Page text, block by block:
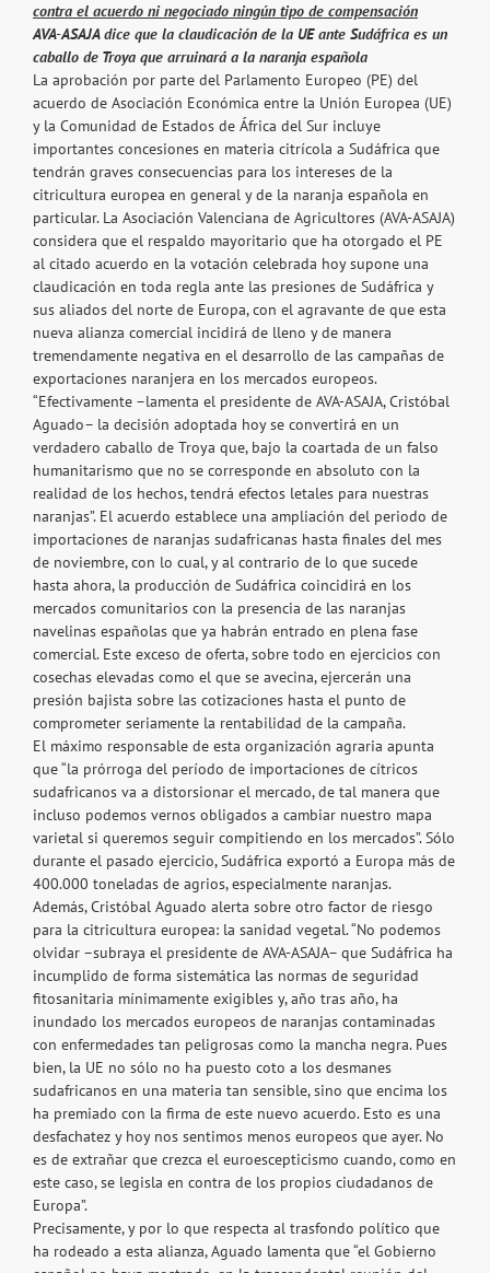
contra el acuerdo ni negociado ningún tipo de compensación
AVA-ASAJA dice que la claudicación de la UE ante Sudáfrica es un
caballo de Troya que arruinará a la naranja española
La aprobación por parte del Parlamento Europeo (PE) del
acuerdo de Asociación Económica entre la Unión Europea (UE)
y la Comunidad de Estados de África del Sur incluye
importantes concesiones en materia citrícola a Sudáfrica que
tendrán graves consecuencias para los intereses de la
citricultura europea en general y de la naranja española en
particular. La Asociación Valenciana de Agricultores (AVA-ASAJA)
considera que el respaldo mayoritario que ha otorgado el PE
al citado acuerdo en la votación celebrada hoy supone una
claudicación en toda regla ante las presiones de Sudáfrica y
sus aliados del norte de Europa, con el agravante de que esta
nueva alianza comercial incidirá de lleno y de manera
tremendamente negativa en el desarrollo de las campañas de
exportaciones naranjera en los mercados europeos.
“Efectivamente –lamenta el presidente de AVA-ASAJA, Cristóbal
Aguado– la decisión adoptada hoy se convertirá en un
verdadero caballo de Troya que, bajo la coartada de un falso
humanitarismo que no se corresponde en absoluto con la
realidad de los hechos, tendrá efectos letales para nuestras
naranjas”. El acuerdo establece una ampliación del periodo de
importaciones de naranjas sudafricanas hasta finales del mes
de noviembre, con lo cual, y al contrario de lo que sucede
hasta ahora, la producción de Sudáfrica coincidirá en los
mercados comunitarios con la presencia de las naranjas
navelinas españolas que ya habrán entrado en plena fase
comercial. Este exceso de oferta, sobre todo en ejercicios con
cosechas elevadas como el que se avecina, ejercerán una
presión bajista sobre las cotizaciones hasta el punto de
comprometer seriamente la rentabilidad de la campaña.
El máximo responsable de esta organización agraria apunta
que “la prórroga del período de importaciones de cítricos
sudafricanos va a distorsionar el mercado, de tal manera que
incluso podemos vernos obligados a cambiar nuestro mapa
varietal si queremos seguir compitiendo en los mercados”. Sólo
durante el pasado ejercicio, Sudáfrica exportó a Europa más de
400.000 toneladas de agrios, especialmente naranjas.
Además, Cristóbal Aguado alerta sobre otro factor de riesgo
para la citricultura europea: la sanidad vegetal. “No podemos
olvidar –subraya el presidente de AVA-ASAJA– que Sudáfrica ha
incumplido de forma sistemática las normas de seguridad
fitosanitaria mínimamente exigibles y, año tras año, ha
inundado los mercados europeos de naranjas contaminadas
con enfermedades tan peligrosas como la mancha negra. Pues
bien, la UE no sólo no ha puesto coto a los desmanes
sudafricanos en una materia tan sensible, sino que encima los
ha premiado con la firma de este nuevo acuerdo. Esto es una
desfachatez y hoy nos sentimos menos europeos que ayer. No
es de extrañar que crezca el euroescepticismo cuando, como en
este caso, se legisla en contra de los propios ciudadanos de
Europa”.
Precisamente, y por lo que respecta al trasfondo político que
ha rodeado a esta alianza, Aguado lamenta que “el Gobierno